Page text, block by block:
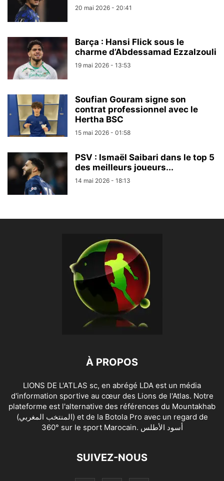
20 mai 2026 - 20:41
Barça : Hansi Flick sous le
charme d’Abdessamad Ezzalzouli
19 mai 2026 - 13:53
Soufian Gouram signe son
contrat professionnel avec le
Hertha BSC
15 mai 2026 - 01:58
PSV : Ismaël Saibari dans le top 5
des meilleurs joueurs...
14 mai 2026 - 18:13
À PROPOS
LIONS DE L'ATLAS sc, en abrégé LDA est un média
d'information sportive au cœur des Lions de l'Atlas. Notre
plateforme est l'alternative des références du Mountakhab
(المنتخب المغربي) et de la Botola Pro avec un regard de
360° sur le sport Marocain. أسود الأطلس
SUIVEZ-NOUS